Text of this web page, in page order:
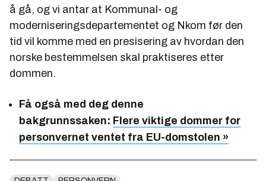
å gå, og vi antar at Kommunal- og
moderniseringsdepartementet og Nkom før den
tid vil komme med en presisering av hvordan den
norske bestemmelsen skal praktiseres etter
dommen.
Få også med deg denne
bakgrunnssaken: Flere viktige dommer for
personvernet ventet fra EU-domstolen »